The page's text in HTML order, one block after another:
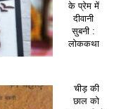
के प्रेम में
दीवानी
सुबनी :
लोककथा
चीड़ की
छाल को